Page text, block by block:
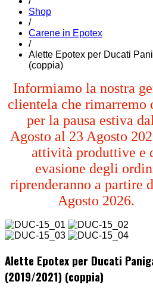
Shop
/
Carene in Epotex
/
Alette Epotex per Ducati
(coppia)
Informiamo la nostra
clientela che rimarremo
per la pausa estiva
Agosto al 23 Agosto
attività produttive e
evasione degli
riprenderanno a partire
Agosto 2026.
Alette Epotex per Ducati
(2019/2021) (coppia)